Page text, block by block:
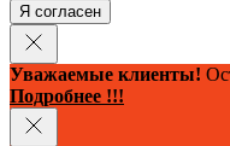
Я согласен
Уважаемые клиенты!
Подробнее !!!